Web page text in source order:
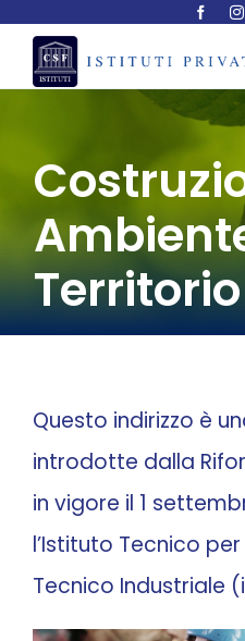
Salta
ELENCO CORSI
CORSI PER ADULTI
NEWS & EVENTI
CONTATTI
Territorio
Questo indirizzo è
introdotte dalla
in vigore il 1
l’Istituto Tecnico
Tecnico Industriale